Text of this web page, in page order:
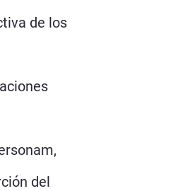
de los
del